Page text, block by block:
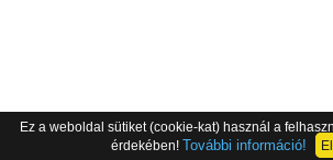
Ez a weboldal sütiket (cookie-kat) használ a
érdekében! További információ!